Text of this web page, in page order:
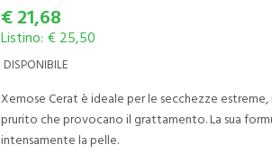
€21,68
Listino: € 25,50
DISPONIBILE
Xemose Cerat è ideale per le secchezze
prurito che provocano il grattamento. La sua
intensamente la pelle.